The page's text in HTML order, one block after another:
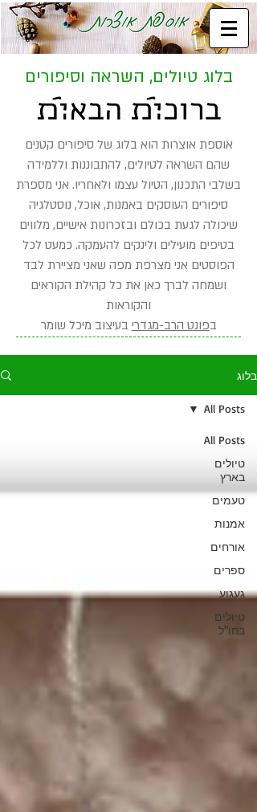
בלוג טיולים, השראה וסיפורים
אוספת אוצרות הוא בלוג של סיפורים קטנים
שהם השראה לטיולים, להתבוננות וללמידה
בשלבי התכנון, הטיול עצמו ולאחריו. אני מספרת
סיפורים העוסקים באמנות, אוכל, נוסטלגיה
שיכולה לגעת בכולם ובזכרונות אישיים, מלווים
בטיפים מועילים ולינקים להעמקה. כמעט לכל
הפוסטים אני מצרפת מפה שאני מציירת לבד
ושמחה לברך כאן את כל קהילת הקוראים
והקוראות
בפונט הרב-מגדרי בעיצוב מיכל שומר
בלוג
All Posts
טיולים
בארץ
טעמים
אמנות
אורחים
ספרים
געגוע
טיולים
בחו"ל
All Posts